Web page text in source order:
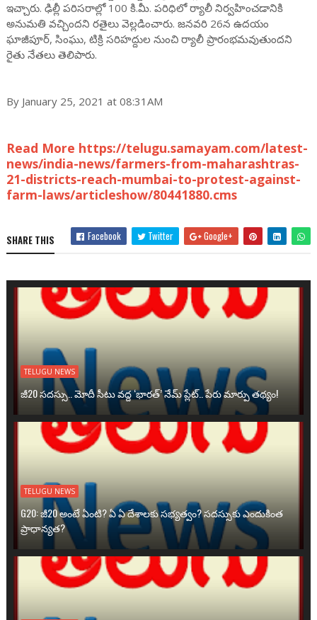
ఇచ్చారు. ఢిల్లీ పరిసరాల్లో 100 కి.మీ. పరిధిలో ర్యాలీ నిర్వహించడానికి
అనుమతి వచ్చిందని రతైలు వెల్లడించారు. జనవరి 26న ఉదయం
ఘాజీపూర్, సింఘు, టిక్రి సరిహద్దుల నుంచి ర్యాలీ ప్రారంభమవుతుందని
రైతు నేతలు తెలిపారు.
By January 25, 2021 at 08:31AM
Read More https://telugu.samayam.com/latest-
news/india-news/farmers-from-maharashtras-
21-districts-reach-mumbai-to-protest-against-
farm-laws/articleshow/80441880.cms
SHARE THIS Facebook Twitter Google+
TELUGU NEWS
జీ20 సదస్సు.. మోదీ సీటు వద్ద ‘భారత్’ నేమ్ ప్లేట్‌.. పేరు మార్పు తథ్యం!
TELUGU NEWS
G20: జీ20 అంటే ఏంటి? ఏ ఏ దేశాలకు సభ్యత్వం? సదస్సుకు ఎందుకింత
ప్రాధాన్యత?